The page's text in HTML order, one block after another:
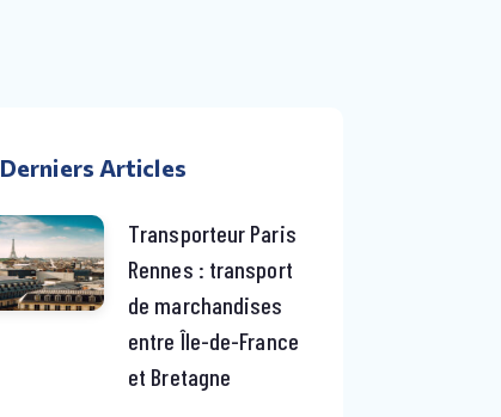
Derniers Articles
Transporteur Paris
Rennes : transport
de marchandises
entre Île-de-France
et Bretagne